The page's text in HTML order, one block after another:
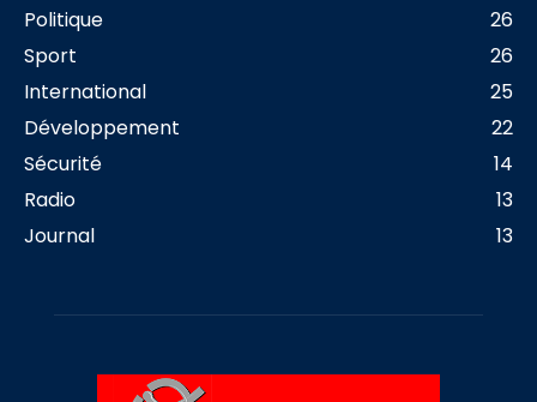
Politique
26
Sport
26
International
25
Développement
22
Sécurité
14
Radio
13
Journal
13